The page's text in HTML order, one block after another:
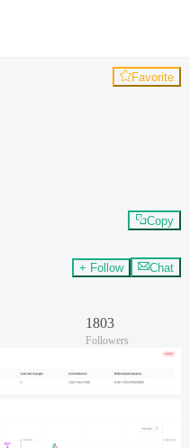
Favorite
Copy
+ Follow Chat
1803
Followers